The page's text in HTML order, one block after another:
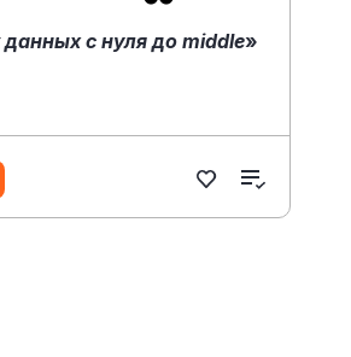
с нуля до middle»